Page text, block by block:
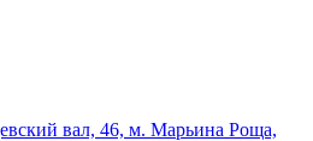
вал, 46, м. Марьина Роща,